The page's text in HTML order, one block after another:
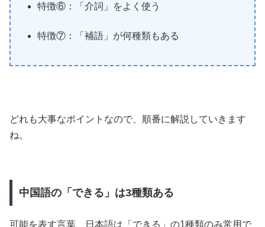
特徴⑥：「介詞」をよく使う
特徴⑦：「補語」が何種類もある
どれも大事なポイントなので、順番に解説していきます
ね。
中国語の「できる」は3種類ある
可能を表す言葉、日本語は「できる」の1種類のみ常用で